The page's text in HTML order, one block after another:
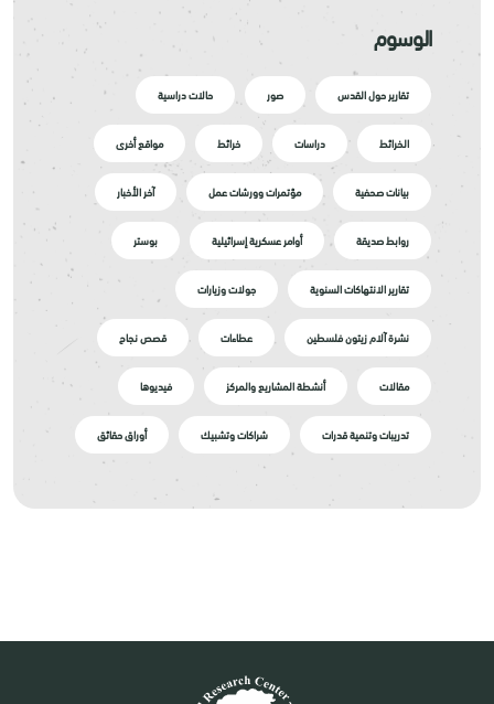
الوسوم
تقارير حول القدس صور حالات دراسية
الخرائط دراسات خرائط مواقع أخرى
بيانات صحفية مؤتمرات وورشات عمل آخر الأخبار
روابط صديقة أوامر عسكرية إسرائيلية بوستر
تقارير الانتهاكات السنوية جولات وزيارات
نشرة آلام زيتون فلسطين عطاءات قصص نجاح
مقالات أنشطة المشاريع والمركز فيديوها
تدريبات وتنمية قدرات شراكات وتشبيك أوراق حقائق